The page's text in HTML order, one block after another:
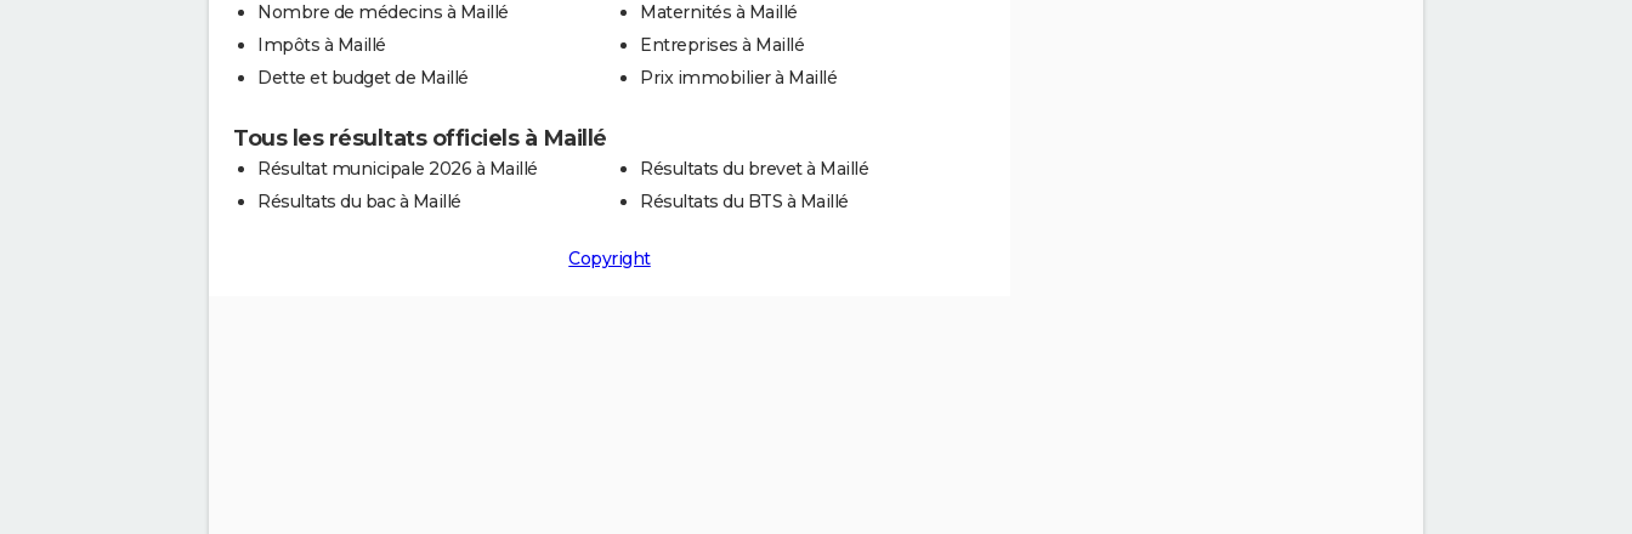
Nombre de médecins à Maillé
Impôts à Maillé
Dette et budget de Maillé
Maternités à Maillé
Entreprises à Maillé
Prix immobilier à Maillé
Tous les résultats officiels à Maillé
Résultat municipale 2026 à Maillé
Résultats du bac à Maillé
Résultats du brevet à Maillé
Résultats du BTS à Maillé
Copyright